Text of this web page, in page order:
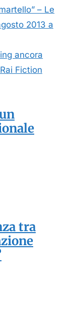
– Le
2013 a
ancora
Fiction
tra